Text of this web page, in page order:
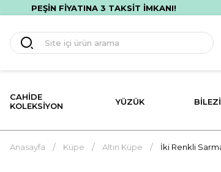
HIZLI TESLİMAT! İLK ALIŞVERİŞİNE ÖZEL
CAHIDE
KOLEKSIYON
YÜZÜK
Anasayfa Küpe Altın Küpe İki Renkli